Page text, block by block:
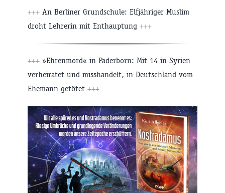
+++ An Berliner Grundschule: Elfjähriger Muslim
droht Lehrerin mit Enthauptung +++
+++ »Ehrenmord« in Paderborn: Mit 14 in Syrien
verheiratet und misshandelt, in Deutschland vom
Ehemann getötet +++